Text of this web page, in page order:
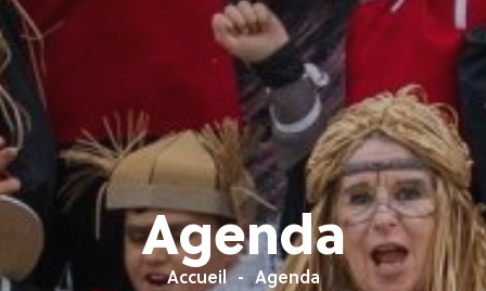
Agenda
Accueil Agenda